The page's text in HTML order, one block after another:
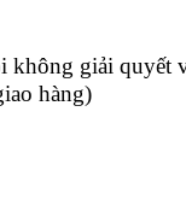
không giải quyết
hàng)